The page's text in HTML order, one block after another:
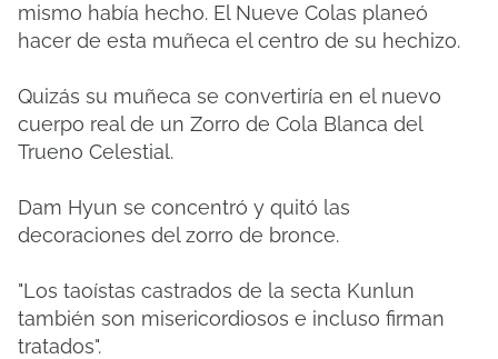
mismo había hecho. El Nueve Colas planeó
hacer de esta muñeca el centro de su hechizo.
Quizás su muñeca se convertiría en el nuevo
cuerpo real de un Zorro de Cola Blanca del
Trueno Celestial.
Dam Hyun se concentró y quitó las
decoraciones del zorro de bronce.
"Los taoístas castrados de la secta Kunlun
también son misericordiosos e incluso firman
tratados".